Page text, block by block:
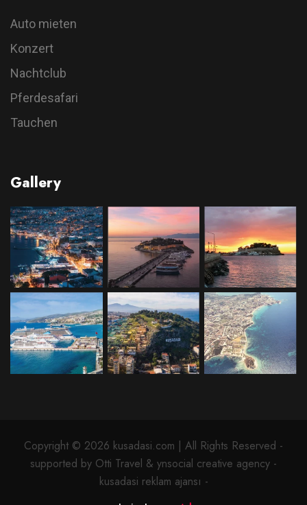
Auto mieten
Konzert
Nachtclub
Pferdesafari
Tauchen
Gallery
Copyright © 2026 kusadasi.com | All Rights Reserved -
supported by Otti Travel & ynsocial creative agency -
kusadasi reklam ajansı -